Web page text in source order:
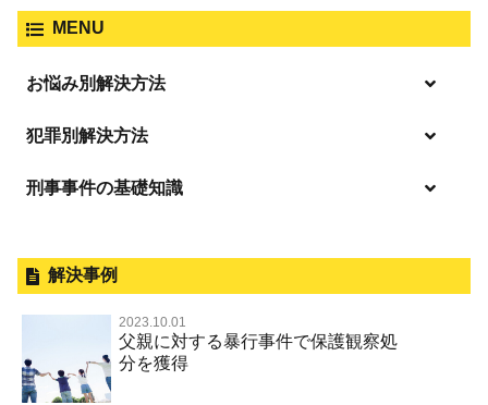
MENU
お悩み別解決方法
逮捕の不安や悩み
無実・無罪を証明してほしい
示談で解決してほしい
執行猶予にしてほしい
犯罪別解決方法
事件別－暴力事件
過失致死・過失傷害
器物損壊
脅迫・強要
業務妨害罪
性犯罪 TOP
淫行・援助交際（児童買春、淫行条例、児童福祉法違反）
不同意性交等罪（旧 強制性交等罪，準強制性交等罪），
監護者性交等罪
事件別－財産犯
財産犯 TOP
横領 背任
事件別－薬物事件
薬物事件 TOP
事件別－交通違反・交通事故
刑事事件の基礎知識
刑事裁判の概要・手続
公務員の逮捕・刑事事件
控訴・上告
国選弁護士と私選弁護士の違い
解決事例
2023.10.01
父親に対する暴行事件で保護観察処
分を獲得